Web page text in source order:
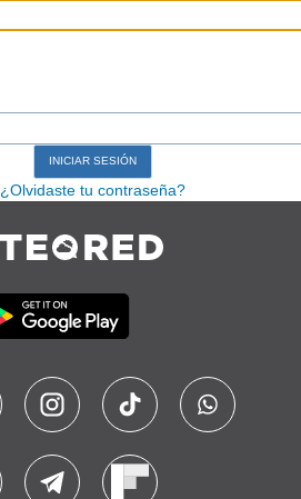
¿Olvidaste tu contraseña?